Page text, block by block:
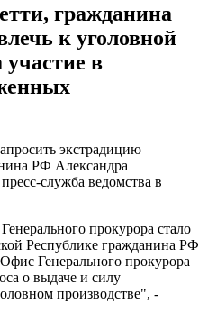
гражданина
к уголовной
участие в
экстрадицию
РФ Александра
пресс-служба ведомства в
прокурора стало
Республике гражданина РФ
Генерального прокурора
о выдаче и силу
производстве", -